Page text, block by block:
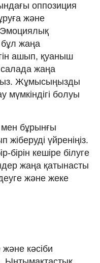
оппозиция
және
Эмоциялық
жаңа
ашып, қуаныш
салада жаңа
Жұмысыңызды
болуы
бұрынғы
жіберуді үйреніңіз.
кешіре білуге
жаңа қатынасты
және жеке
кәсіби